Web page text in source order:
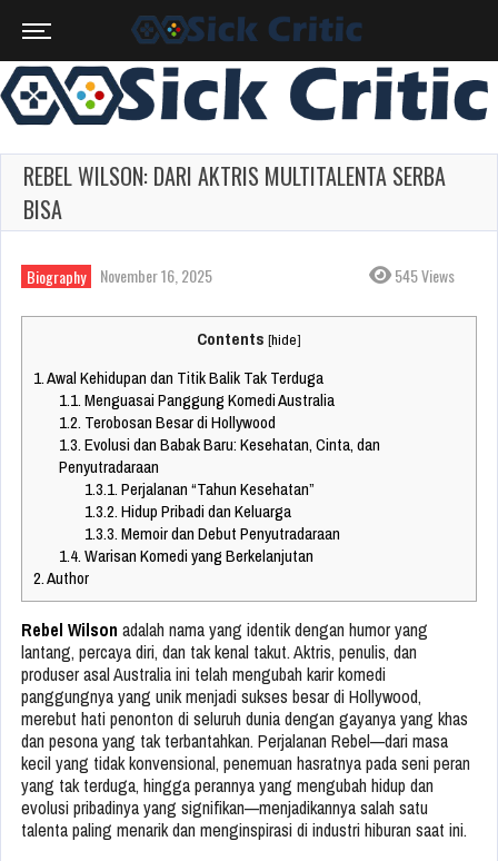
REBEL WILSON: DARI AKTRIS MULTITALENTA SERBA
BISA
Biography November 16, 2025 545 Views
Contents [hide]
1.Awal Kehidupan dan Titik Balik Tak Terduga
1.1.Menguasai Panggung Komedi Australia
1.2. Terobosan Besar di Hollywood
1.3.Evolusi dan Babak Baru: Kesehatan, Cinta, dan
Penyutradaraan
1.3.1.Perjalanan “Tahun Kesehatan”
1.3.2.Hidup Pribadi dan Keluarga
1.3.3.Memoir dan Debut Penyutradaraan
1.4.Warisan Komedi yang Berkelanjutan
2.Author
Rebel Wilson adalah nama yang identik dengan humor yang
lantang, percaya diri, dan tak kenal takut. Aktris, penulis, dan
produser asal Australia ini telah mengubah karir komedi
panggungnya yang unik menjadi sukses besar di Hollywood,
merebut hati penonton di seluruh dunia dengan gayanya yang khas
dan pesona yang tak terbantahkan. Perjalanan Rebel—dari masa
kecil yang tidak konvensional, penemuan hasratnya pada seni peran
yang tak terduga, hingga perannya yang mengubah hidup dan
evolusi pribadinya yang signifikan—menjadikannya salah satu
talenta paling menarik dan menginspirasi di industri hiburan saat ini.